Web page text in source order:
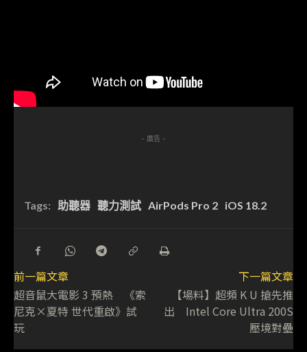
- 廣告 -
Tags: 助聽器 聽力測試 AirPods Pro 2 iOS 18.2
前一篇文章
超音鼠大電影 3 預熱 《索
尼克×夏特 世代重啟》試
玩
下一篇文章
【場料】超頻 K U 搶先推
出 Intel Core Ultra 200S
壓境對壘